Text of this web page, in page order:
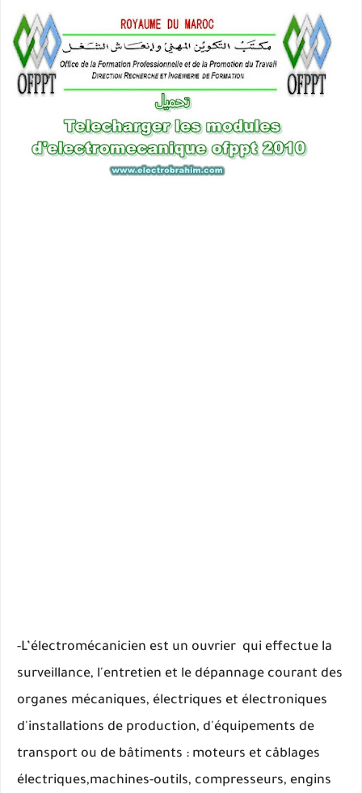
-L’électromécanicien est un ouvrier qui effectue la
surveillance, l'entretien et le dépannage courant des
organes mécaniques, électriques et électroniques
d'installations de production, d'équipements de
transport ou de bâtiments : moteurs et câblages
électriques,machines-outils, compresseurs, engins